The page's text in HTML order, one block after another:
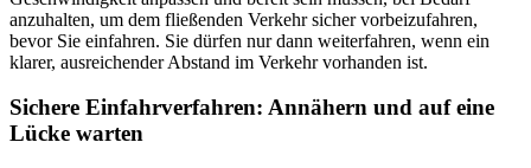
anzuhalten, um dem fließenden Verkehr sicher vorbeizufahren,
bevor Sie einfahren. Sie dürfen nur dann weiterfahren, wenn ein
klarer, ausreichender Abstand im Verkehr vorhanden ist.
Sichere Einfahrverfahren: Annähern und auf eine
Lücke warten